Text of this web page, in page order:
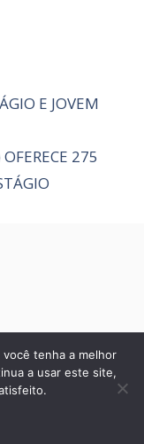
E JOVEM
275
tenha a melhor
a usar este site,